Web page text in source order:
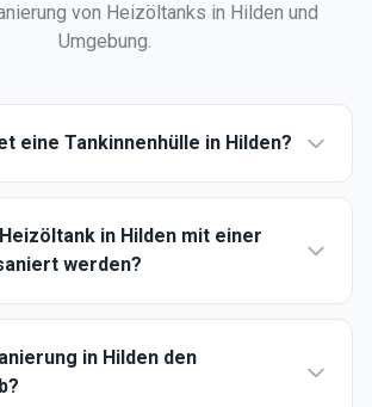
von Heizöltanks in Hilden und
Umgebung.
eine Tankinnenhülle in Hilden?
in Hilden mit einer
werden?
in Hilden den